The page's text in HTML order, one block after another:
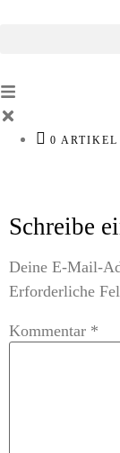
0 ARTIKEL
Schreibe
Deine E-Mail-
Erforderliche
Kommentar *